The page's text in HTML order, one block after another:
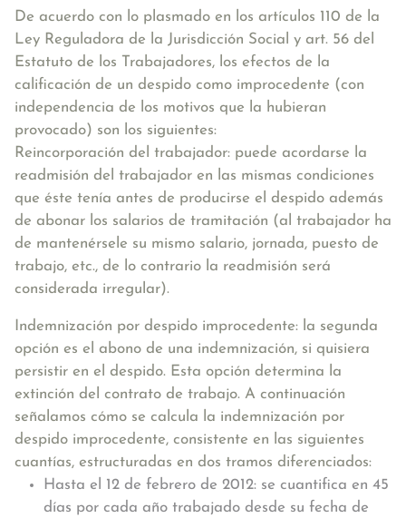
De acuerdo con lo plasmado en los artículos 110 de la
Ley Reguladora de la Jurisdicción Social y art. 56 del
Estatuto de los Trabajadores, los efectos de la
calificación de un despido como improcedente (con
independencia de los motivos que la hubieran
provocado) son los siguientes:
Reincorporación del trabajador: puede acordarse la
readmisión del trabajador en las mismas condiciones
que éste tenía antes de producirse el despido además
de abonar los salarios de tramitación (al trabajador ha
de mantenérsele su mismo salario, jornada, puesto de
trabajo, etc., de lo contrario la readmisión será
considerada irregular).
Indemnización por despido improcedente: la segunda
opción es el abono de una indemnización, si quisiera
persistir en el despido. Esta opción determina la
extinción del contrato de trabajo. A continuación
señalamos cómo se calcula la indemnización por
despido improcedente, consistente en las siguientes
cuantías, estructuradas en dos tramos diferenciados:
Hasta el 12 de febrero de 2012: se cuantifica en 45
días por cada año trabajado desde su fecha de